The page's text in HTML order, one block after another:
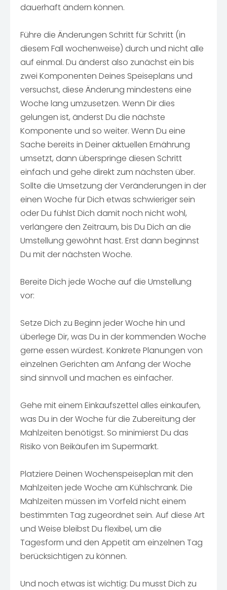
dauerhaft ändern können.
Führe die Änderungen Schritt für Schritt (in
diesem Fall wochenweise) durch und nicht alle
auf einmal. Du änderst also zunächst ein bis
zwei Komponenten Deines Speiseplans und
versuchst, diese Änderung mindestens eine
Woche lang umzusetzen. Wenn Dir dies
gelungen ist, änderst Du die nächste
Komponente und so weiter. Wenn Du eine
Sache bereits in Deiner aktuellen Ernährung
umsetzt, dann überspringe diesen Schritt
einfach und gehe direkt zum nächsten über.
Sollte die Umsetzung der Veränderungen in der
einen Woche für Dich etwas schwieriger sein
oder Du fühlst Dich damit noch nicht wohl,
verlängere den Zeitraum, bis Du Dich an die
Umstellung gewöhnt hast. Erst dann beginnst
Du mit der nächsten Woche.
Bereite Dich jede Woche auf die Umstellung
vor:
Setze Dich zu Beginn jeder Woche hin und
überlege Dir, was Du in der kommenden Woche
gerne essen würdest. Konkrete Planungen von
einzelnen Gerichten am Anfang der Woche
sind sinnvoll und machen es einfacher.
Gehe mit einem Einkaufszettel alles einkaufen,
was Du in der Woche für die Zubereitung der
Mahlzeiten benötigst. So minimierst Du das
Risiko von Beikäufen im Supermarkt.
Platziere Deinen Wochenspeiseplan mit den
Mahlzeiten jede Woche am Kühlschrank. Die
Mahlzeiten müssen im Vorfeld nicht einem
bestimmten Tag zugeordnet sein. Auf diese Art
und Weise bleibst Du flexibel, um die
Tagesform und den Appetit am einzelnen Tag
berücksichtigen zu können.
Und noch etwas ist wichtig: Du musst Dich zu